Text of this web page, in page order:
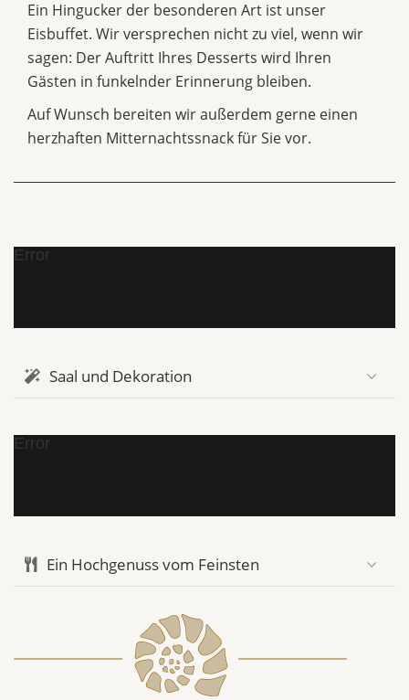
Ein Hingucker der besonderen Art ist unser
Eisbuffet. Wir versprechen nicht zu viel, wenn wir
sagen: Der Auftritt Ihres Desserts wird Ihren
Gästen in funkelnder Erinnerung bleiben.
Auf Wunsch bereiten wir außerdem gerne einen
herzhaften Mitternachtssnack für Sie vor.
Error
Saal und Dekoration
Error
Ein Hochgenuss vom Feinsten